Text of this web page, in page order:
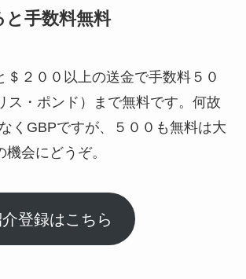
と手数料無料
＄２００以上の送金で手数料５０
ス・ポンド）まで無料です。何故
くGBPですが、５００も無料は大
会にどうぞ。
登録はこちら